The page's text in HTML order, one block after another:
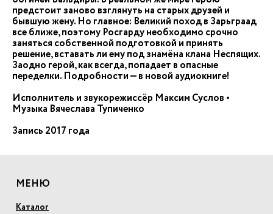
предстоит заново взглянуть на старых друзей и
бывшую жену. Но главное: Великий поход в Зарьграад
все ближе, поэтому Росгарду необходимо срочно
заняться собственной подготовкой и принять
решение, вставать ли ему под знамёна клана Неспящих.
Заодно герой, как всегда, попадает в опасные
переделки. Подробности — в новой аудиокниге!
Исполнитель и звукорежиссёр Максим Суслов •
Музыка Вячеслава Тупиченко
Запись 2017 года
МЕНЮ
Каталог